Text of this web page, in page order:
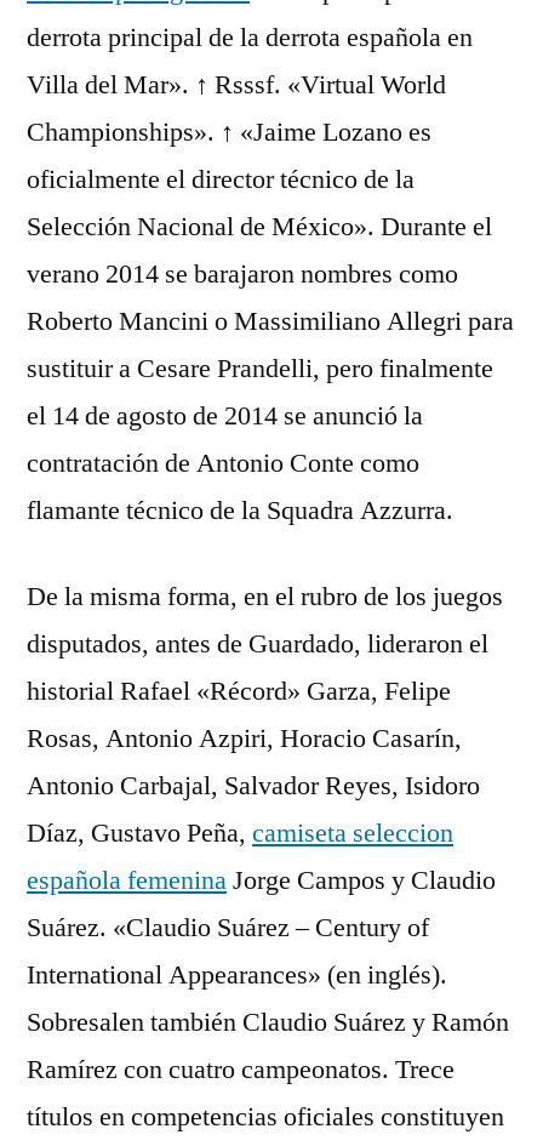
derrota principal de la derrota española en
Villa del Mar». ↑ Rsssf. «Virtual World
Championships». ↑ «Jaime Lozano es
oficialmente el director técnico de la
Selección Nacional de México». Durante el
verano 2014 se barajaron nombres como
Roberto Mancini o Massimiliano Allegri para
sustituir a Cesare Prandelli, pero finalmente
el 14 de agosto de 2014 se anunció la
contratación de Antonio Conte como
flamante técnico de la Squadra Azzurra.
De la misma forma, en el rubro de los juegos
disputados, antes de Guardado, lideraron el
historial Rafael «Récord» Garza, Felipe
Rosas, Antonio Azpiri, Horacio Casarín,
Antonio Carbajal, Salvador Reyes, Isidoro
Díaz, Gustavo Peña, camiseta seleccion
española femeninaJorge Campos y Claudio
Suárez. «Claudio Suárez – Century of
International Appearances» (en inglés).
Sobresalen también Claudio Suárez y Ramón
Ramírez con cuatro campeonatos. Trece
títulos en competencias oficiales constituyen